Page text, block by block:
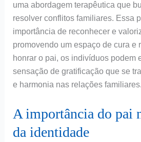
uma abordagem terapêutica que
resolver conflitos familiares. Essa
importância de reconhecer e
promovendo um espaço de cura e
honrar o pai, os indivíduos podem
sensação de gratificação que se
e harmonia nas relações familiares.
A importância do pai
da identidade